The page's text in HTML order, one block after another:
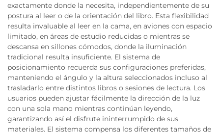
exactamente donde la necesita, independientemente de su
postura al leer o de la orientación del libro. Esta flexibilidad
resulta invaluable al leer en la cama, en aviones con espacio
limitado, en áreas de estudio reducidas o mientras se
descansa en sillones cómodos, donde la iluminación
tradicional resulta insuficiente. El sistema de
posicionamiento recuerda sus configuraciones preferidas,
manteniendo el ángulo y la altura seleccionados incluso al
trasladarlo entre distintos libros o sesiones de lectura. Los
usuarios pueden ajustar fácilmente la dirección de la luz
con una sola mano mientras continúan leyendo,
garantizando así el disfrute ininterrumpido de sus
materiales. El sistema compensa los diferentes tamaños de